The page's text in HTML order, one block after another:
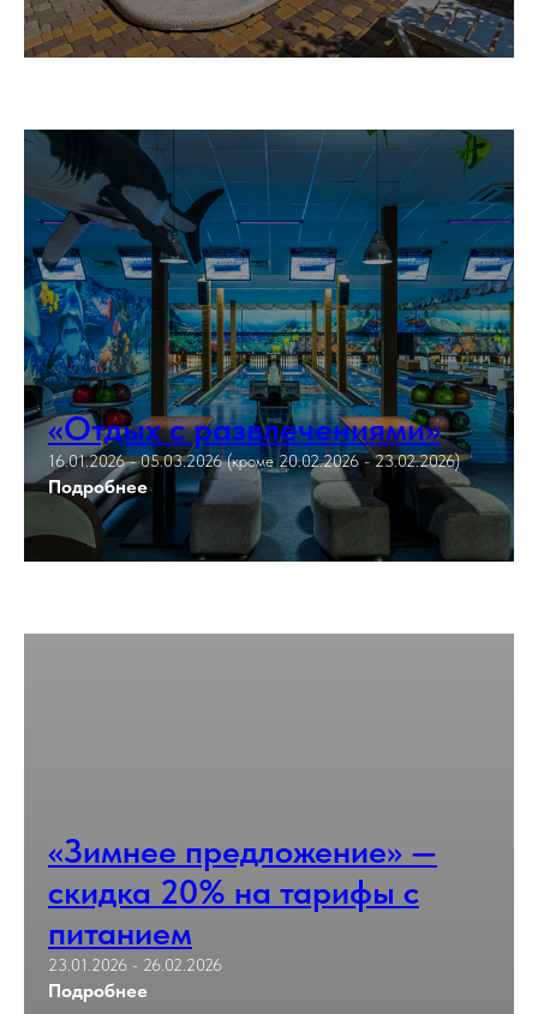
«Отдых с развлечениями»
16.01.2026 - 05.03.2026 (кроме 20.02.2026 - 23.02.2026)
Подробнее
«Зимнее предложение» —
скидка 20% на тарифы с
питанием
23.01.2026 - 26.02.2026
Подробнее